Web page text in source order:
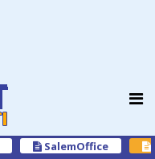
SalemOffice